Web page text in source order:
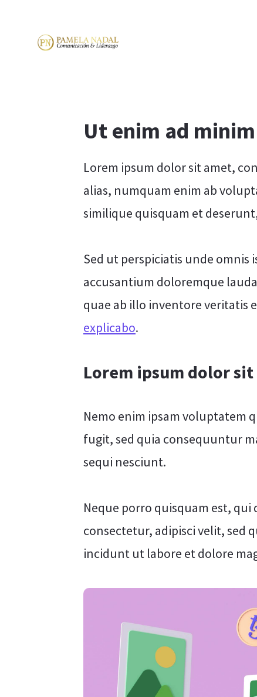
Ut enim ad
Lorem ipsum dolor sit amet,
alias, numquam enim ab
similique quisquam et
Sed ut perspiciatis unde
accusantium doloremque
quae ab illo inventore veritatis
explicabo.
Lorem ipsum dolor sit
Nemo enim ipsam voluptatem
fugit, sed quia consequuntur
sequi nesciunt.
Neque porro quisquam est,
consectetur, adipisci velit, sed
incidunt ut labore et dolore